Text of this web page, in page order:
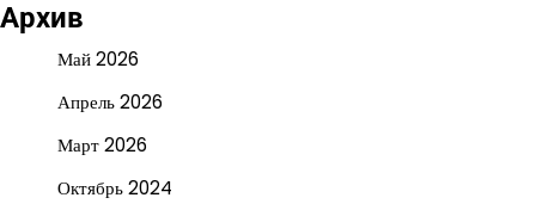
Архив
Май 2026
Апрель 2026
Март 2026
Октябрь 2024